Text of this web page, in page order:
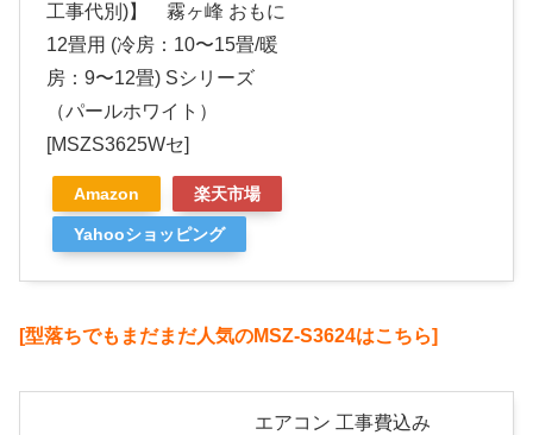
工事代別)】 霧ヶ峰 おもに
12畳用 (冷房：10〜15畳/暖
房：9〜12畳) Sシリーズ
（パールホワイト）
[MSZS3625Wセ]
Amazon 楽天市場
Yahooショッピング
[型落ちでもまだまだ人気のMSZ-S3624はこちら]
エアコン 工事費込み